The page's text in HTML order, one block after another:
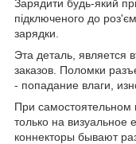
Зарядити будь-який
підключеного до
зарядки.
Эта деталь, является
заказов. Поломки
- попадание влаги,
При самостоятельном
только на визуальное
коннекторы бывают